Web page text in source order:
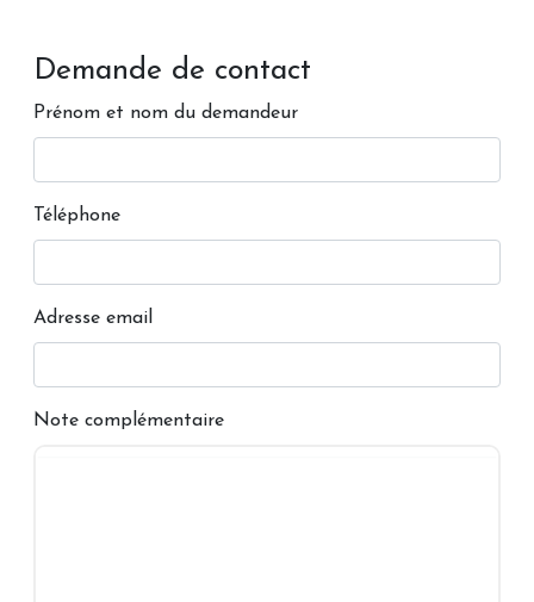
Demande de contact
Prénom et nom du demandeur
Téléphone
Adresse email
Note complémentaire